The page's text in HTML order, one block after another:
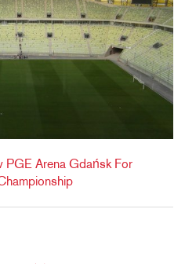
PGE Arena Gdańsk For